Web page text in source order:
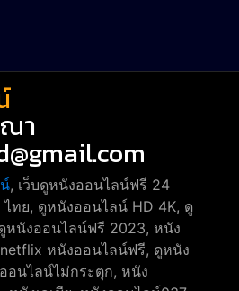
า
, เว็บดูหนังออนไลน์ฟรี 24
ทย, ดูหนังออนไลน์ HD 4K, ดู
หนังออนไลน์ฟรี 2023, หนัง
หนังออนไลน์ฟรี, ดูหนัง
อนไลน์ไม่กระตุก, หนัง